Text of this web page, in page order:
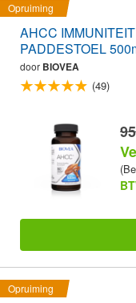
Opruiming
AHCC
PADDESTOEL
door BIOVEA
(49)
Opruiming